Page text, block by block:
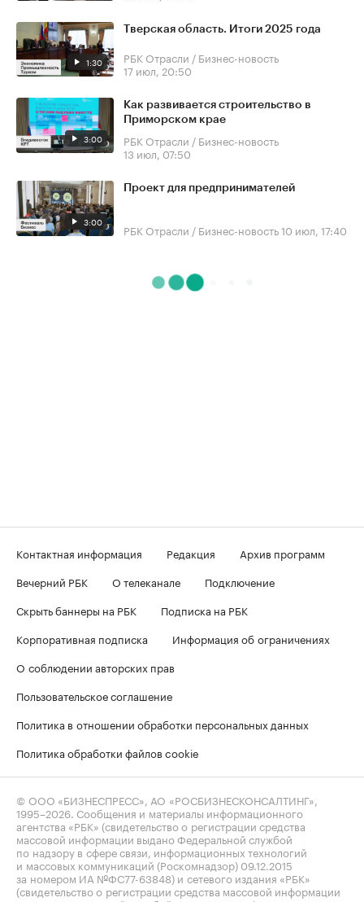
1:30
Тверская область. Итоги 2025 года
РБК Отрасли / Бизнес-новость
17 июл, 20:50
3:00
Как развивается строительство в
Приморском крае
РБК Отрасли / Бизнес-новость
13 июл, 07:50
3:00
Проект для предпринимателей
РБК Отрасли / Бизнес-новость10 июл, 17:40
Контактная информация Редакция
Архив программ
Вечерний РБК
О телеканале
Подключение
Скрыть баннеры на РБК
Подписка на РБК
Корпоративная подписка
Информация об ограничениях
О соблюдении авторских прав
Пользовательское соглашение
Политика в отношении обработки персональных данных
Политика обработки файлов cookie
© ООО «БИЗНЕСПРЕСС», АО «РОСБИЗНЕСКОНСАЛТИНГ»,
1995–2026. Сообщения и материалы информационного
агентства «РБК» (свидетельство о регистрации средства
массовой информации выдано Федеральной службой
по надзору в сфере связи, информационных технологий
и массовых коммуникаций (Роскомнадзор) 09.12.2015
за номером ИА №ФС77-63848) и сетевого издания «РБК»
(свидетельство о регистрации средства массовой информации